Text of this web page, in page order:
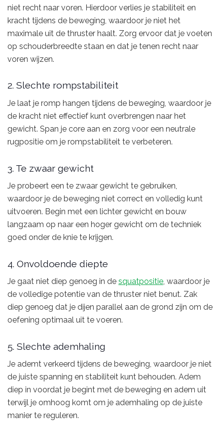
niet recht naar voren. Hierdoor verlies je stabiliteit en
kracht tijdens de beweging, waardoor je niet het
maximale uit de thruster haalt. Zorg ervoor dat je voeten
op schouderbreedte staan en dat je tenen recht naar
voren wijzen.
2. Slechte rompstabiliteit
Je laat je romp hangen tijdens de beweging, waardoor je
de kracht niet effectief kunt overbrengen naar het
gewicht. Span je core aan en zorg voor een neutrale
rugpositie om je rompstabiliteit te verbeteren.
3. Te zwaar gewicht
Je probeert een te zwaar gewicht te gebruiken,
waardoor je de beweging niet correct en volledig kunt
uitvoeren. Begin met een lichter gewicht en bouw
langzaam op naar een hoger gewicht om de techniek
goed onder de knie te krijgen.
4. Onvoldoende diepte
Je gaat niet diep genoeg in de squatpositie, waardoor je
de volledige potentie van de thruster niet benut. Zak
diep genoeg dat je dijen parallel aan de grond zijn om de
oefening optimaal uit te voeren.
5. Slechte ademhaling
Je ademt verkeerd tijdens de beweging, waardoor je niet
de juiste spanning en stabiliteit kunt behouden. Adem
diep in voordat je begint met de beweging en adem uit
terwijl je omhoog komt om je ademhaling op de juiste
manier te reguleren.